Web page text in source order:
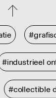
#industrieel
#collectible